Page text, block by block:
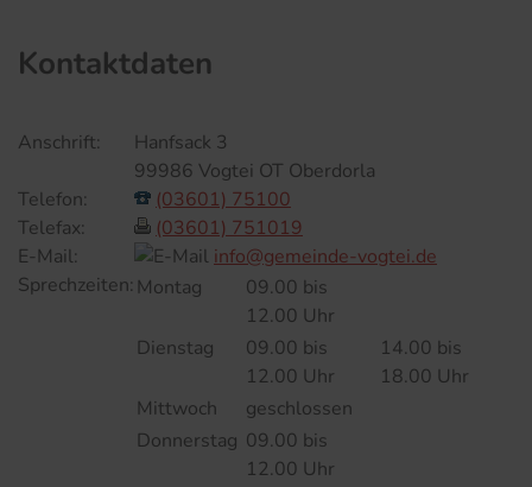
Kontaktdaten
Anschrift:
Hanfsack 3
99986 Vogtei OT Oberdorla
Telefon:
(03601) 75100
Telefax:
(03601) 751019
E-Mail:
info@gemeinde-vogtei.de
Sprechzeiten: Montag
09.00 bis
12.00 Uhr
Dienstag
09.00 bis
12.00 Uhr
14.00 bis
18.00 Uhr
Mittwoch
geschlossen
Donnerstag 09.00 bis
12.00 Uhr